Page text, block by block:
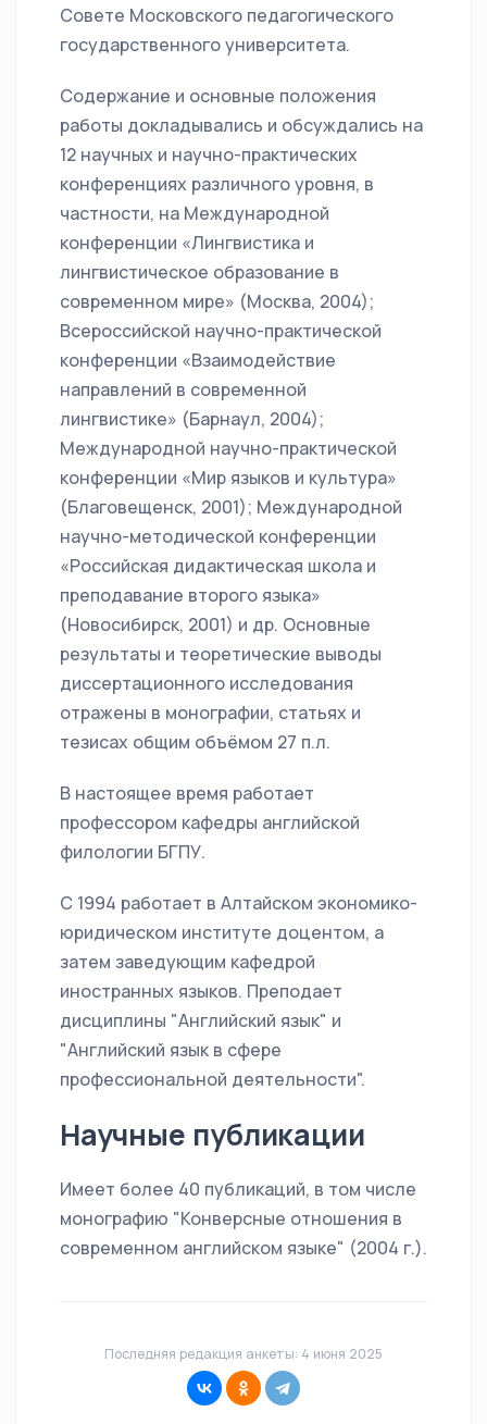
Совете Московского педагогического
государственного университета.
Содержание и основные положения
работы докладывались и обсуждались на
12 научных и научно-практических
конференциях различного уровня, в
частности, на Международной
конференции «Лингвистика и
лингвистическое образование в
современном мире» (Москва, 2004);
Всероссийской научно-практической
конференции «Взаимодействие
направлений в современной
лингвистике» (Барнаул, 2004);
Международной научно-практической
конференции «Мир языков и культура»
(Благовещенск, 2001); Международной
научно-методической конференции
«Российская дидактическая школа и
преподавание второго языка»
(Новосибирск, 2001) и др. Основные
результаты и теоретические выводы
диссертационного исследования
отражены в монографии, статьях и
тезисах общим объёмом 27 п.л.
В настоящее время работает
профессором кафедры английской
филологии БГПУ.
С 1994 работает в Алтайском экономико-
юридическом институте доцентом, а
затем заведующим кафедрой
иностранных языков. Преподает
дисциплины "Английский язык" и
"Английский язык в сфере
профессиональной деятельности".
Научные публикации
Имеет более 40 публикаций, в том числе
монографию "Конверсные отношения в
современном английском языке" (2004 г.).
Последняя редакция анкеты: 4 июня 2025